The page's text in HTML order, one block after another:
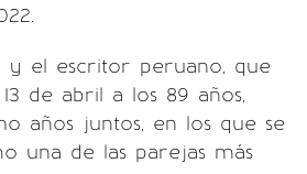
y el escritor peruano, que
de abril a los 89 años,
años juntos, en los que se
una de las parejas más